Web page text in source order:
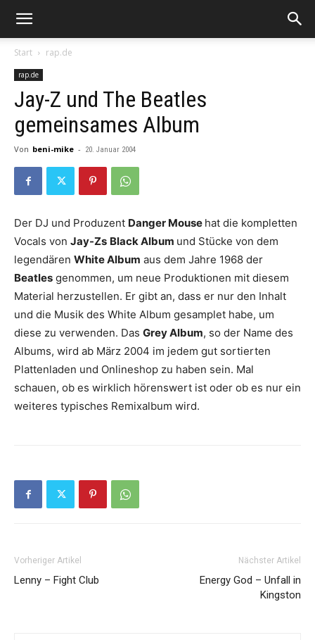
Start rap.de
rap.de
Jay-Z und The Beatles
gemeinsames Album
Von beni-mike - 20. Januar 2004
Der DJ und Produzent Danger Mouse hat die kompletten
Vocals von Jay-Zs Black Album und Stücke von dem
legendären White Album aus dem Jahre 1968 der
Beatles genommen, um neue Produktionen mit diesem
Material herzustellen. Er gibt an, dass er nur den Inhalt
und die Musik des White Album gesamplet habe, um
diese zu verwenden. Das Grey Album, so der Name des
Albums, wird ab März 2004 im jedem gut sortierten
Plattenladen und Onlineshop zu haben sein. Mal
schauen, ob es wirklich hörenswert ist oder ob es nur ein
weiteres typisches Remixalbum wird.
Vorheriger Artikel
Lenny – Fight Club
Nächster Artikel
Energy God – Unfall in
Kingston